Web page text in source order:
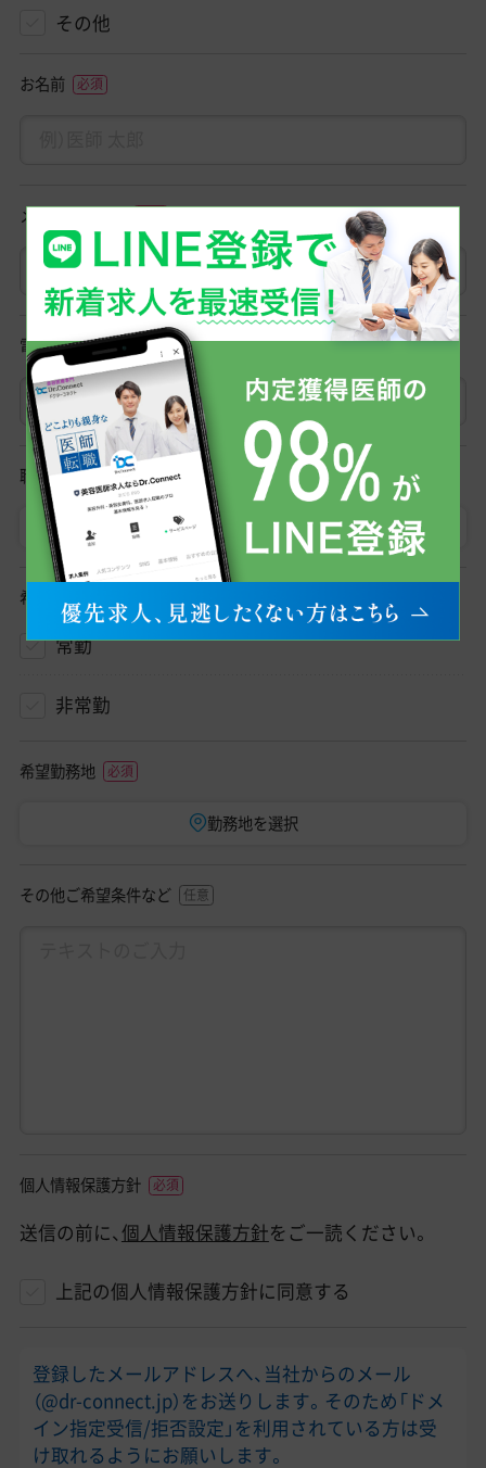
その他
お名前
メールアドレス
電話番号
職種
医師 初期研修医
希望勤務形態
常勤
非常勤
希望勤務地
勤務地を選択
その他ご希望条件など
個人情報保護方針
送信の前に、個人情報保護方針をご一読ください。
上記の個人情報保護方針に同意する
登録したメールアドレスへ、当社からのメール
（@dr-connect.jp）をお送りします。そのため「ドメ
イン指定受信/拒否設定」を利用されている方は受
け取れるようにお願いします。